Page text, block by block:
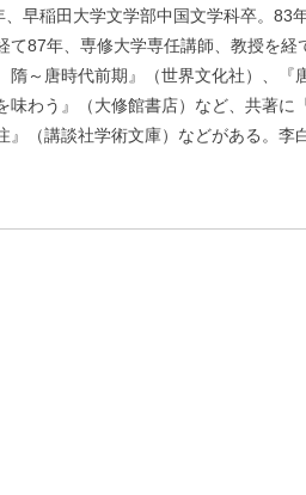
早稲田大学文学部中国文学科卒。83
87年、専修大学専任講師、教授を経
～唐時代前期』（世界文化社）、
わう』（大修館書店）など、共著に
（講談社学術文庫）などがある。李